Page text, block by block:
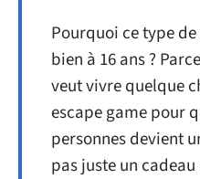
Pourquoi ce type
bien à 16 ans ?
veut vivre quelque
escape game pour
personnes devient
pas juste un